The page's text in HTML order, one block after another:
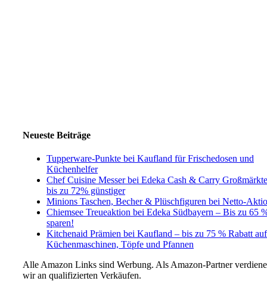
Neueste Beiträge
Tupperware-Punkte bei Kaufland für Frischedosen und
Küchenhelfer
Chef Cuisine Messer bei Edeka Cash & Carry
bis zu 72% günstiger
Minions Taschen, Becher & Plüschfiguren bei Netto-
Chiemsee Treueaktion bei Edeka Südbayern – Bis zu 65
sparen!
Kitchenaid Prämien bei Kaufland – bis zu 75 % Rabatt auf
Küchenmaschinen, Töpfe und Pfannen
Alle Amazon Links sind Werbung. Als Amazon-Partner
wir an qualifizierten Verkäufen.